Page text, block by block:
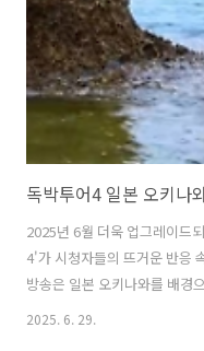
독박투어4 일본 오키나
2025년 6월 더욱 업그레이드
4'가 시청자들의 뜨거운 반응
방송은 일본 오키나와를 배경
리얼 '개그 투어'로 눈길을 끌
2025. 6. 29.